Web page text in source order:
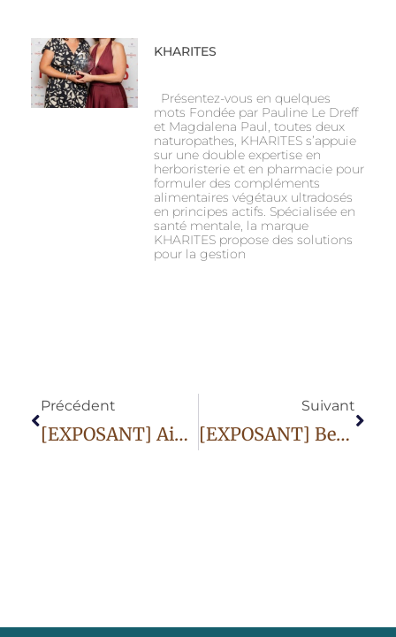
KHARITES
Présentez-vous en quelques
mots Fondée par Pauline Le Dreff
et Magdalena Paul, toutes deux
naturopathes, KHARITES s’appuie
sur une double expertise en
herboristerie et en pharmacie pour
formuler des compléments
alimentaires végétaux ultradosés
en principes actifs. Spécialisée en
santé mentale, la marque
KHARITES propose des solutions
pour la gestion
Précédent
[EXPOSANT] Aimantix
Suivant
[EXPOSANT] Ben Azri